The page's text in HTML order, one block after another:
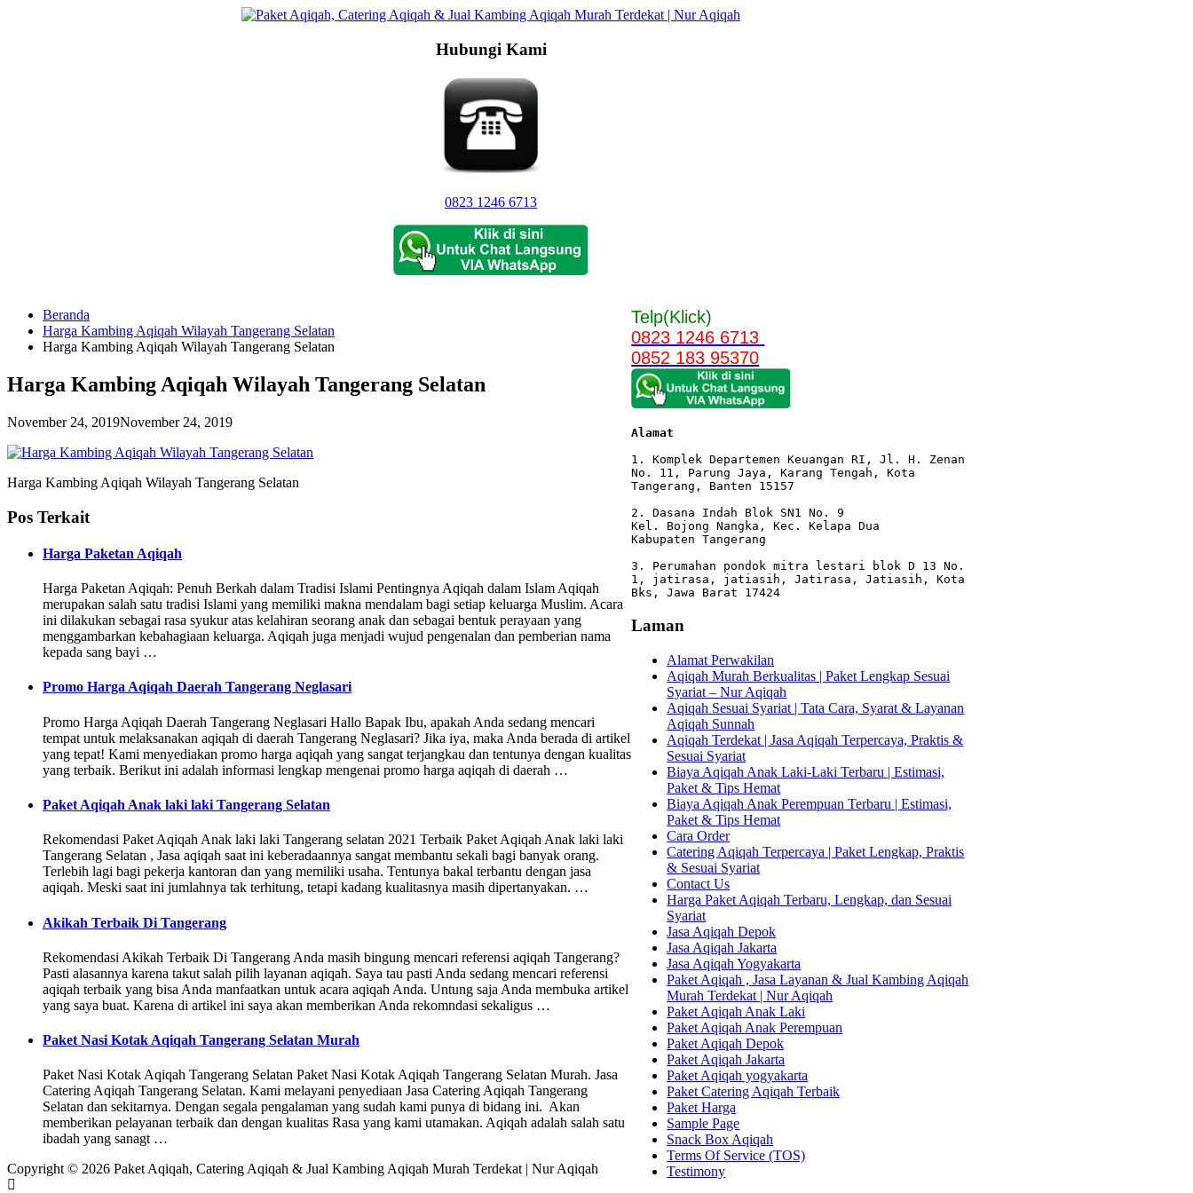
Hubungi Kami
0823 1246 6713
Beranda
Harga Kambing Aqiqah Wilayah Tangerang Selatan
Harga Kambing Aqiqah Wilayah Tangerang Selatan
Harga Kambing Aqiqah Wilayah Tangerang Selatan
November 24, 2019November 24, 2019
Harga Kambing Aqiqah Wilayah Tangerang Selatan
Pos Terkait
Harga Paketan Aqiqah
Harga Paketan Aqiqah: Penuh Berkah dalam Tradisi Islami Pentingnya Aqiqah dalam Islam Aqiqah
merupakan salah satu tradisi Islami yang memiliki makna mendalam bagi setiap keluarga Muslim. Acara
ini dilakukan sebagai rasa syukur atas kelahiran seorang anak dan sebagai bentuk perayaan yang
menggambarkan kebahagiaan keluarga. Aqiqah juga menjadi wujud pengenalan dan pemberian nama
kepada sang bayi …
Promo Harga Aqiqah Daerah Tangerang Neglasari
Promo Harga Aqiqah Daerah Tangerang Neglasari Hallo Bapak Ibu, apakah Anda sedang mencari
tempat untuk melaksanakan aqiqah di daerah Tangerang Neglasari? Jika iya, maka Anda berada di artikel
yang tepat! Kami menyediakan promo harga aqiqah yang sangat terjangkau dan tentunya dengan kualitas
yang terbaik. Berikut ini adalah informasi lengkap mengenai promo harga aqiqah di daerah …
Paket Aqiqah Anak laki laki Tangerang Selatan
Rekomendasi Paket Aqiqah Anak laki laki Tangerang selatan 2021 Terbaik Paket Aqiqah Anak laki laki
Tangerang Selatan , Jasa aqiqah saat ini keberadaannya sangat membantu sekali bagi banyak orang.
Terlebih lagi bagi pekerja kantoran dan yang memiliki usaha. Tentunya bakal terbantu dengan jasa
aqiqah. Meski saat ini jumlahnya tak terhitung, tetapi kadang kualitasnya masih dipertanyakan. …
Akikah Terbaik Di Tangerang
Rekomendasi Akikah Terbaik Di Tangerang Anda masih bingung mencari referensi aqiqah Tangerang?
Pasti alasannya karena takut salah pilih layanan aqiqah. Saya tau pasti Anda sedang mencari referensi
aqiqah terbaik yang bisa Anda manfaatkan untuk acara aqiqah Anda. Untung saja Anda membuka artikel
yang saya buat. Karena di artikel ini saya akan memberikan Anda rekomndasi sekaligus …
Paket Nasi Kotak Aqiqah Tangerang Selatan Murah
Paket Nasi Kotak Aqiqah Tangerang Selatan Paket Nasi Kotak Aqiqah Tangerang Selatan Murah. Jasa
Catering Aqiqah Tangerang Selatan. Kami melayani penyediaan Jasa Catering Aqiqah Tangerang
Selatan dan sekitarnya. Dengan segala pengalaman yang sudah kami punya di bidang ini. Akan
memberikan pelayanan terbaik dan dengan kualitas Rasa yang kami utamakan. Aqiqah adalah salah satu
ibadah yang sanagt …
Telp(Klick)
0823 1246 6713
0852 183 95370
Alamat
1. Komplek Departemen Keuangan RI, Jl. H. Zenan
No. 11, Parung Jaya, Karang Tengah, Kota
Tangerang, Banten 15157
2. Dasana Indah Blok SN1 No. 9
Kel. Bojong Nangka, Kec. Kelapa Dua
Kabupaten Tangerang
3. Perumahan pondok mitra lestari blok D 13 No.
1, jatirasa, jatiasih, Jatirasa, Jatiasih, Kota
Bks, Jawa Barat 17424
Laman
Alamat Perwakilan
Aqiqah Murah Berkualitas | Paket Lengkap Sesuai
Syariat – Nur Aqiqah
Aqiqah Sesuai Syariat | Tata Cara, Syarat & Layanan
Aqiqah Sunnah
Aqiqah Terdekat | Jasa Aqiqah Terpercaya, Praktis &
Sesuai Syariat
Biaya Aqiqah Anak Laki-Laki Terbaru | Estimasi,
Paket & Tips Hemat
Biaya Aqiqah Anak Perempuan Terbaru | Estimasi,
Paket & Tips Hemat
Cara Order
Catering Aqiqah Terpercaya | Paket Lengkap, Praktis
& Sesuai Syariat
Contact Us
Harga Paket Aqiqah Terbaru, Lengkap, dan Sesuai
Syariat
Jasa Aqiqah Depok
Jasa Aqiqah Jakarta
Jasa Aqiqah Yogyakarta
Paket Aqiqah , Jasa Layanan & Jual Kambing Aqiqah
Murah Terdekat | Nur Aqiqah
Paket Aqiqah Anak Laki
Paket Aqiqah Anak Perempuan
Paket Aqiqah Depok
Paket Aqiqah Jakarta
Paket Aqiqah yogyakarta
Paket Catering Aqiqah Terbaik
Paket Harga
Sample Page
Snack Box Aqiqah
Terms Of Service (TOS)
Testimony
Copyright © 2026 Paket Aqiqah, Catering Aqiqah & Jual Kambing Aqiqah Murah Terdekat | Nur Aqiqah